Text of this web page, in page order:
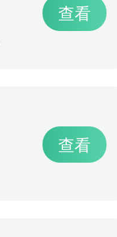
查看
查看